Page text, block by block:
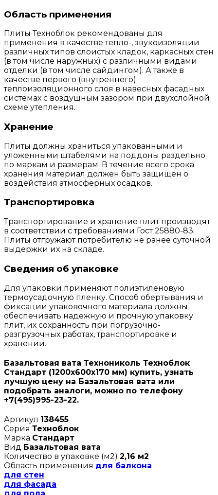
Область применения
Плиты Техноблок рекомендованы для
применения в качестве тепло-, звукоизоляции
различных типов слоистых кладок, каркасных стен
(в том числе наружных) с различными видами
отделки (в том числе сайдингом). А также в
качестве первого (внутреннего)
теплоизоляционного слоя в навесных фасадных
системах с воздушным зазором при двухслойной
схеме утепления.
Хранение
Плиты должны храниться упакованными и
уложенными штабелями на поддоны раздельно
по маркам и размерам. В течение всего срока
хранения материал должен быть защищен о
воздействия атмосферных осадков.
Транспортировка
Транспортирование и хранение плит производят
в соответствии с требованиями Гост 25880-83.
Плиты отгружают потребителю не ранее суточной
выдержки их на складе.
Сведения об упаковке
Для упаковки применяют полиэтиленовую
термоусадочную пленку. Способ обертывания и
фиксации упаковочного материала должны
обеспечивать надежную и прочную упаковку
плит, их сохранность при погрузочно-
разгрузочных работах, транспортировке и
хранении.
Базальтовая вата Технониколь Техноблок
Стандарт (1200х600х170 мм) купить, узнать
лучшую цену на Базальтовая вата или
подобрать аналоги, можно по телефону
+7(495)995-23-22.
Артикул 138455
Серия Техноблок
Марка Стандарт
Вид Базальтовая вата
Количество в упаковке (м2) 2,16 м2
Область применения для балкона
для стен
для фасада